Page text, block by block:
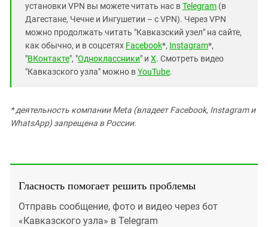
установки VPN вы можете читать нас вTelegram (в
Дагестане, Чечне и Ингушетии – с VPN). Через VPN
можно продолжать читать "Кавказский узел" на сайте,
как обычно, и в соцсетях Facebook*, Instagram*,
"ВКонтакте", "Одноклассники" и X. Смотреть видео
"Кавказского узла" можно вYouTube.
* деятельность компании Meta (владеет Facebook, Instagram и
WhatsApp) запрещена в России.
Гласность помогает решить проблемы
Отправь сообщение, фото и видео через бот
«Кавказского узла» в Telegram